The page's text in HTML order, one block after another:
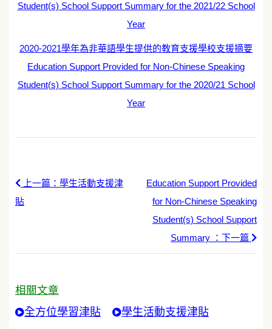
Student(s) School Support Summary for the 2021/22 School
Year
2020-2021學年為非華語學生提供的教育支援學校支援摘要
Education Support Provided for Non-Chinese Speaking
Student(s) School Support Summary for the 2020/21 School
Year
上一篇：學生活動支援津
貼
Education Support Provided
for Non-Chinese Speaking
Student(s) School Support
Summary ：下一篇
相關文章
全方位學習津貼
學生活動支援津貼